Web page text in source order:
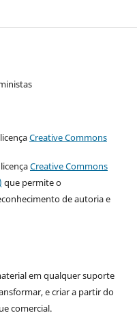
Creative Commons
Creative Commons
que permite o
de autoria e
em qualquer suporte
e criar a partir do
comercial.